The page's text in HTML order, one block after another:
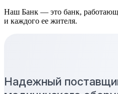
Наш Банк — это банк,
и каждого ее жителя.
Надежный